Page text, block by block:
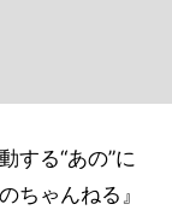
する“あの”に
ちゃんねる』